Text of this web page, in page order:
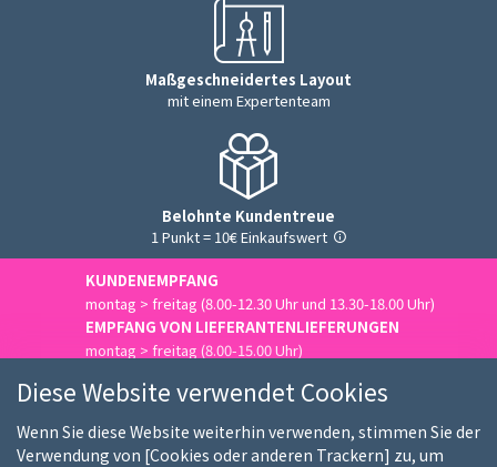
Maßgeschneidertes Layout
mit einem Expertenteam
Belohnte Kundentreue
1 Punkt = 10€ Einkaufswert
KUNDENEMPFANG
montag > freitag (8.00-12.30 Uhr und 13.30-18.00 Uhr)
EMPFANG VON LIEFERANTENLIEFERUNGEN
montag > freitag (8.00-15.00 Uhr)
Diese Website verwendet Cookies
Wenn Sie diese Website weiterhin verwenden, stimmen Sie der
Verwendung von [Cookies oder anderen Trackern] zu, um